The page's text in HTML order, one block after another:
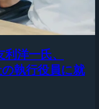
洋一氏、
の執行役員に就